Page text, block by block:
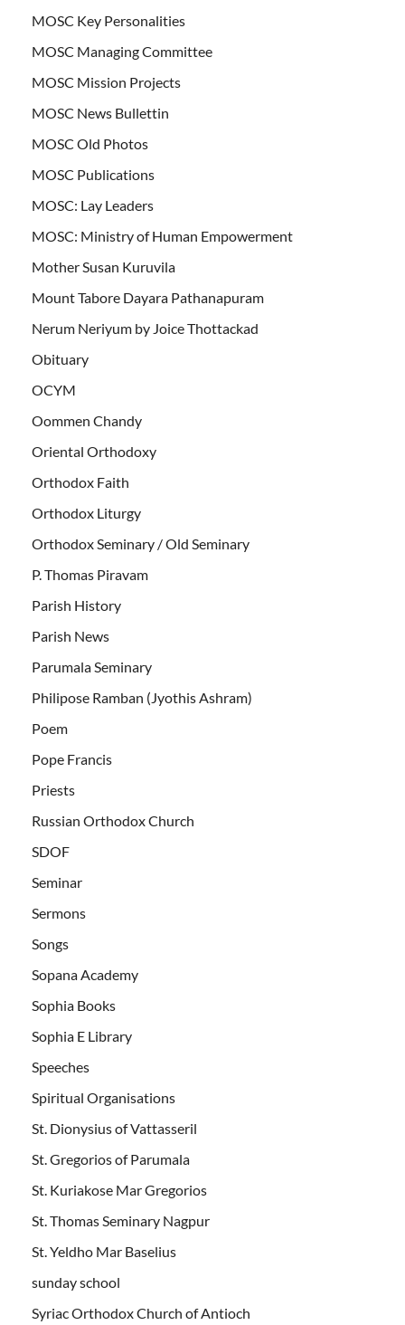
MOSC Key Personalities
MOSC Managing Committee
MOSC Mission Projects
MOSC News Bullettin
MOSC Old Photos
MOSC Publications
MOSC: Lay Leaders
MOSC: Ministry of Human Empowerment
Mother Susan Kuruvila
Mount Tabore Dayara Pathanapuram
Nerum Neriyum by Joice Thottackad
Obituary
OCYM
Oommen Chandy
Oriental Orthodoxy
Orthodox Faith
Orthodox Liturgy
Orthodox Seminary / Old Seminary
P. Thomas Piravam
Parish History
Parish News
Parumala Seminary
Philipose Ramban (Jyothis Ashram)
Poem
Pope Francis
Priests
Russian Orthodox Church
SDOF
Seminar
Sermons
Songs
Sopana Academy
Sophia Books
Sophia E Library
Speeches
Spiritual Organisations
St. Dionysius of Vattasseril
St. Gregorios of Parumala
St. Kuriakose Mar Gregorios
St. Thomas Seminary Nagpur
St. Yeldho Mar Baselius
sunday school
Syriac Orthodox Church of Antioch